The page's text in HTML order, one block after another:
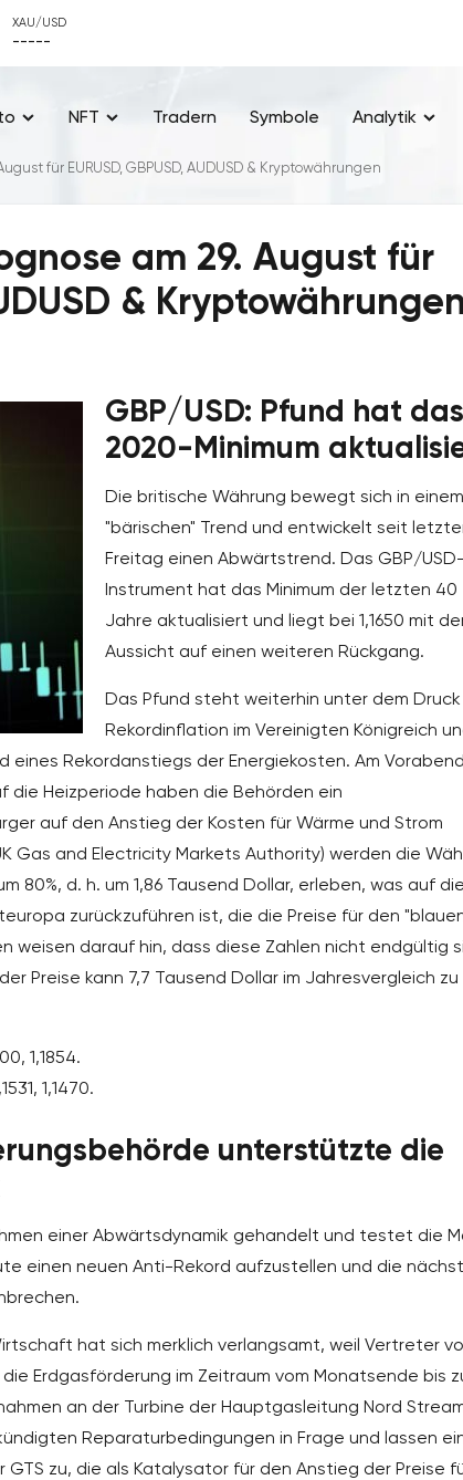
XAU/USD
-----
NFT Tradern Symbole Analytik
für EURUSD, GBPUSD, AUDUSD & Kryptowährungen
am 29. August für
& Kryptowährungen
GBP/USD: Pfund hat das
2020-Minimum
Die britische Währung bewegt sich in einem
"bärischen" Trend und entwickelt seit
Freitag einen Abwärtstrend. Das GBP/USD-
Instrument hat das Minimum der letzten 40
Jahre aktualisiert und liegt bei 1,1650 mit
Aussicht auf einen weiteren Rückgang.
Das Pfund steht weiterhin unter dem
Rekordinflation im Vereinigten Königreich
eines Rekordanstiegs der Energiekosten. Am Vorabend
die Heizperiode haben die Behörden ein
auf den Anstieg der Kosten für Wärme und Strom
Gas and Electricity Markets Authority) werden die
80%, d. h. um 1,86 Tausend Dollar, erleben, was auf die
zurückzuführen ist, die die Preise für den
weisen darauf hin, dass diese Zahlen nicht endgültig
Preise kann 7,7 Tausend Dollar im Jahresvergleich zu
1,1854.
1,1470.
unterstützte die
einer Abwärtsdynamik gehandelt und testet die
einen neuen Anti-Rekord aufzustellen und die
hat sich merklich verlangsamt, weil Vertreter
Erdgasförderung im Zeitraum vom Monatsende bis
an der Turbine der Hauptgasleitung Nord
Reparaturbedingungen in Frage und lassen
zu, die als Katalysator für den Anstieg der Preise